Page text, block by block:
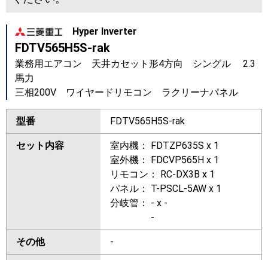
Hyper Inverter
FDTV565H5S-rak
業務用エアコン 天井カセット形4方向 シングル 2.3
馬力
三相200V ワイヤードリモコン ラクリーナパネル
型番 FDTV565H5S-rak
セット内容
室内機： FDTZP635S x 1
室外機： FDCVP565H x 1
リモコン： RC-DX3B x 1
パネル： T-PSCL-5AW x 1
分岐管： - x -
-
その他 -